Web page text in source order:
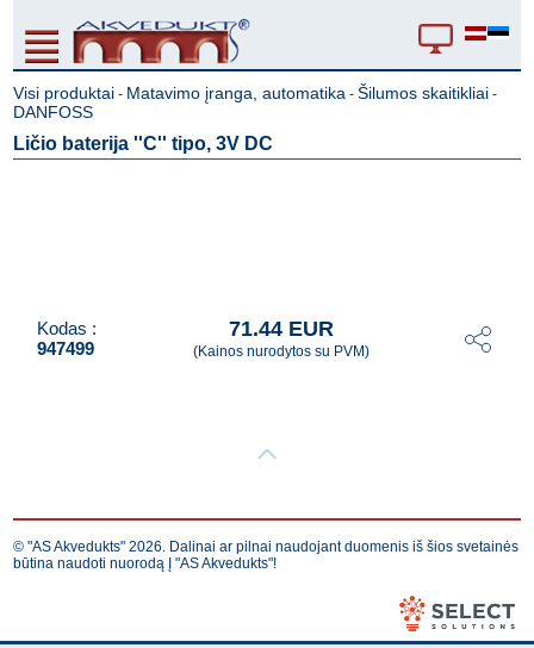
Visi produktai - Matavimo įranga, automatika -Šilumos skaitikliai -
DANFOSS
Ličio baterija ''C'' tipo, 3V DC
Kodas :
947499
71.44 EUR
(Kainos nurodytos su PVM)
© "AS Akvedukts" 2026. Dalinai ar pilnai naudojant duomenis iš šios svetainės
būtina naudoti nuorodą Į "AS Akvedukts"!